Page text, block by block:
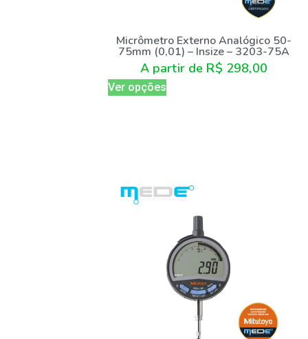
Micrômetro Externo Analógico 50-
75mm (0,01) – Insize – 3203-75A
A partir de R$ 298,00
Ver opções